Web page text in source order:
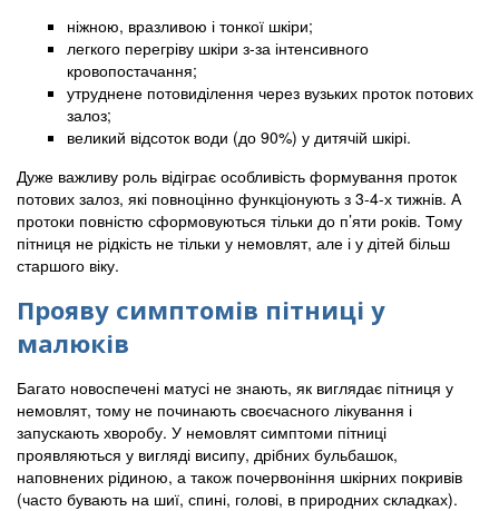
ніжною, вразливою і тонкої шкіри;
легкого перегріву шкіри з-за інтенсивного
кровопостачання;
утруднене потовиділення через вузьких проток потових
залоз;
великий відсоток води (до 90%) у дитячій шкірі.
Дуже важливу роль відіграє особливість формування проток
потових залоз, які повноцінно функціонують з 3-4-х тижнів. А
протоки повністю сформовуються тільки до п’яти років. Тому
пітниця не рідкість не тільки у немовлят, але і у дітей більш
старшого віку.
Прояву симптомів пітниці у
малюків
Багато новоспечені матусі не знають, як виглядає пітниця у
немовлят, тому не починають своєчасного лікування і
запускають хворобу. У немовлят симптоми пітниці
проявляються у вигляді висипу, дрібних бульбашок,
наповнених рідиною, а також почервоніння шкірних покривів
(часто бувають на шиї, спині, голові, в природних складках).